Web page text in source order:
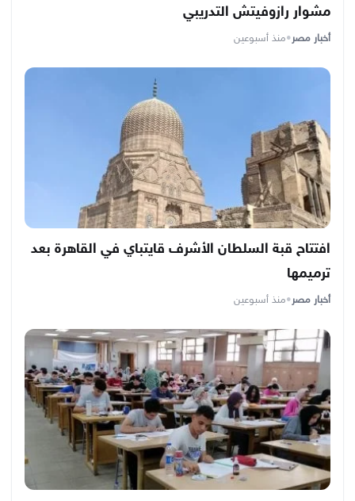
مشوار رازوفيتش التدريبي
أخبار مصر•منذ أسبوعين
افتتاح قبة السلطان الأشرف قايتباي في القاهرة بعد
ترميمها
أخبار مصر•منذ أسبوعين